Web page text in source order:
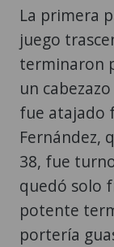
La primera
juego
terminaron
un
fue atajado
Fernández,
38, fue
quedó solo
potente
portería